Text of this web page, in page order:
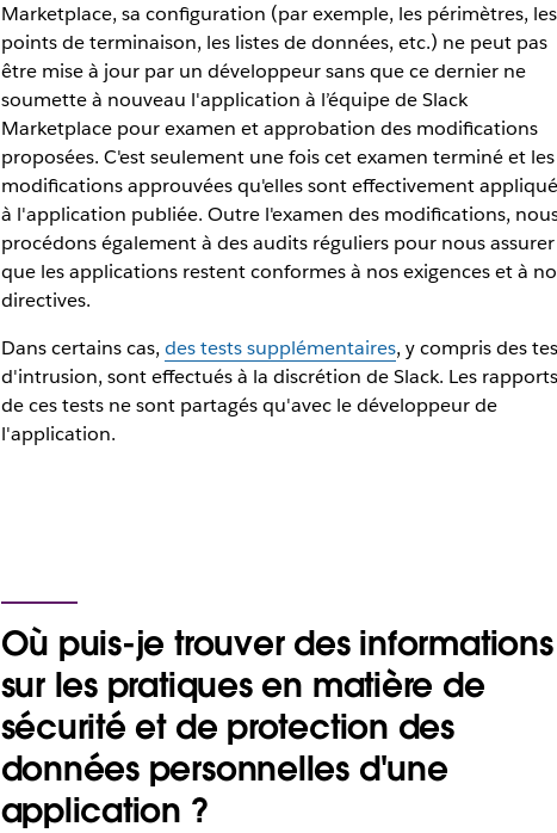
Marketplace, sa configuration (par exemple, les périmètres, les
points de terminaison, les listes de données, etc.) ne peut pas
être mise à jour par un développeur sans que ce dernier ne
soumette à nouveau l'application à l’équipe de Slack
Marketplace pour examen et approbation des modifications
proposées. C'est seulement une fois cet examen terminé et les
modifications approuvées qu'elles sont effectivement
à l'application publiée. Outre l'examen des modifications,
procédons également à des audits réguliers pour nous assurer
que les applications restent conformes à nos exigences et à
directives.
Dans certains cas, des tests supplémentaires, y compris des
d'intrusion, sont effectués à la discrétion de Slack. Les rapports
de ces tests ne sont partagés qu'avec le développeur de
l'application.
Où puis-je trouver des informations
sur les pratiques en matière de
sécurité et de protection des
données personnelles d'une
application ?